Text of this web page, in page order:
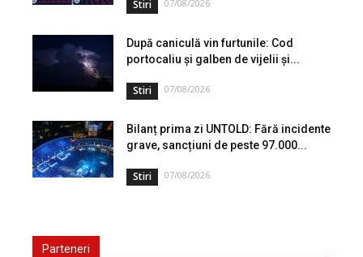
Stiri 07/08/2026
După caniculă vin furtunile: Cod
portocaliu și galben de vijelii și...
Stiri 07/08/2026
Bilanț prima zi UNTOLD: Fără incidente
grave, sancțiuni de peste 97.000...
Stiri 07/08/2026
Parteneri